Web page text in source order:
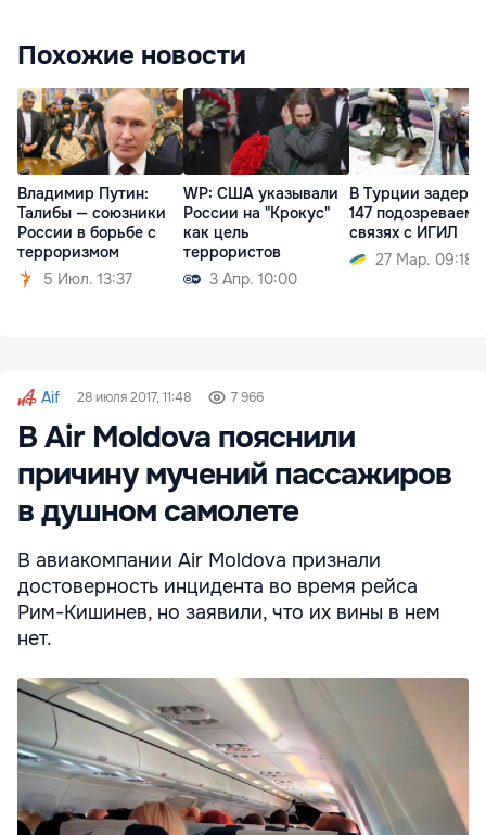
Похожие новости
Владимир Путин:
Талибы — союзники
России в борьбе с
терроризмом
5 Июл. 13:37
WP: США указывали
России на "Крокус"
как цель
террористов
3 Апр. 10:00
В Турции
147
связях с ИГИЛ
27 Мар. 09:18
Aif 28 июля 2017, 11:48 7 966
В Air Moldova пояснили
причину мучений пассажиров
в душном самолете
В авиакомпании Air Moldova признали
достоверность инцидента во время рейса
Рим-Кишинев, но заявили, что их вины в нем
нет.